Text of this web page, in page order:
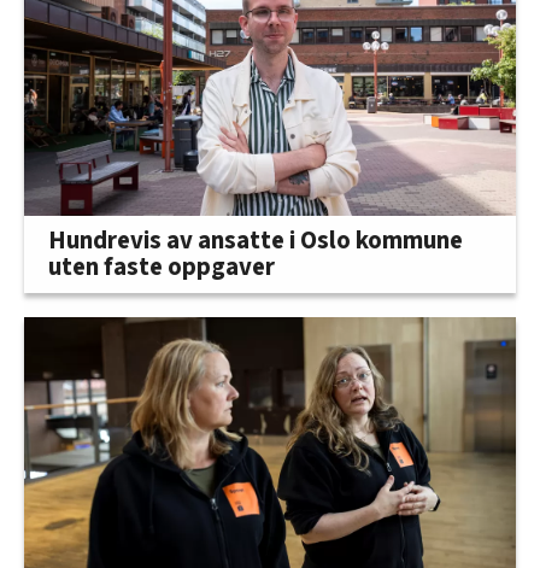
Hundrevis av ansatte i Oslo kommune
uten faste oppgaver